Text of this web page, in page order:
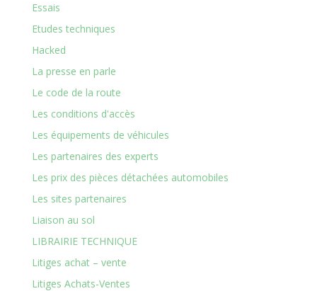
Essais
Etudes techniques
Hacked
La presse en parle
Le code de la route
Les conditions d'accès
Les équipements de véhicules
Les partenaires des experts
Les prix des pièces détachées automobiles
Les sites partenaires
Liaison au sol
LIBRAIRIE TECHNIQUE
Litiges achat – vente
Litiges Achats-Ventes